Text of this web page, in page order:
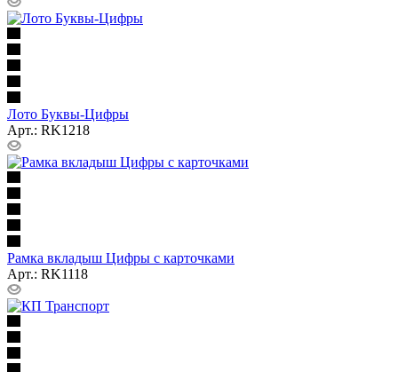
Лото Буквы-Цифры
Арт.: RK1218
Рамка вкладыш Цифры с карточками
Арт.: RK1118